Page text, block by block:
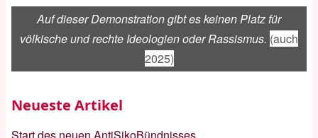
Auf dieser Demonstration gibt es keinen Platz für
völkische und rechte Ideologien oder Rassismus. (auch
2025)
Neueste Artikel